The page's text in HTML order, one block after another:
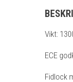
Vikt:
ECE
Fidlock